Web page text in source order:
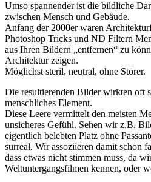
Umso spannender ist die bildliche
zwischen Mensch und Gebäude.
Anfang der 2000er waren
Photoshop Tricks und ND Filtern
aus Ihren Bildern „entfernen“ zu
Architektur zeigen.
Möglichst steril, neutral, ohne Störer.
Die resultierenden Bilder wirkten oft
menschliches Element.
Diese Leere vermittelt den meisten
unsicheres Gefühl. Sehen wir z.B.
eigentlich belebten Platz ohne
surreal. Wir assoziieren damit schon
dass etwas nicht stimmen muss, da
Weltuntergangsfilmen kennen, oder